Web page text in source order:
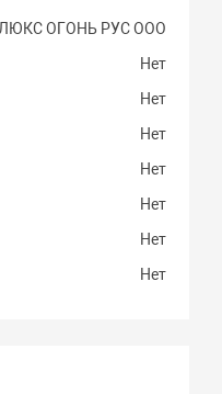
ЛЮКС ОГОНЬ РУС ООО
Нет
Нет
Нет
Нет
Нет
Нет
Нет